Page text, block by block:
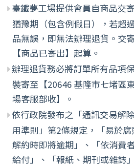
臺鐵夢工場提供會員自商品交
猶豫期（包含例假日），若超
品無誤，即無法辦理退貨。交
【商品已寄出】起算。
辦理退貨務必將訂單所有品項
裝寄至【20646 基隆市七堵區
場客服部收】。
依行政院發布之「通訊交易解
用準則」第2條規定，「易於
解約時即將逾期」、「依消費
給付」、「報紙、期刊或雜誌